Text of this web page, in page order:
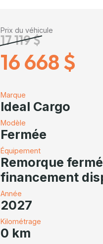
Prix du véhicule
17 119 $
16 668 $
Marque
Ideal Cargo
Modèle
Fermée
Équipement
Remorque
financement
Année
2027
Kilométrage
0 km